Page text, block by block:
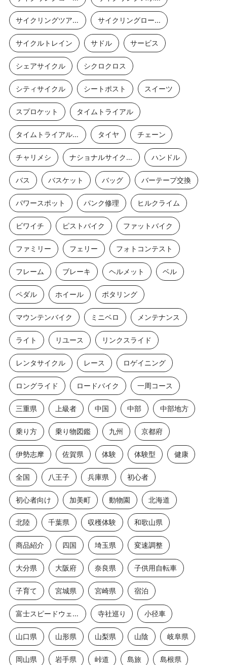
サイクリングツアー サイクリングロード
サイクルトレイン サドル サービス
シェアサイクル シクロクロス
シティサイクル シートポスト スイーツ
スプロケット タイムトライアル
タイムトライアルバイク タイヤ チェーン
チャリメシ ナショナルサイクルルート ハンドル
バス バスケット バッグ バーテープ交換
パワースポット パンク修理 ヒルクライム
ビワイチ ピストバイク ファットバイク
ファミリー フェリー フォトコンテスト
フレーム ブレーキ ヘルメット ベル
ペダル ホイール ポタリング
マウンテンバイク ミニベロ メンテナンス
ライト リユース リンクスライド
レンタサイクル レース ロゲイニング
ロングライド ロードバイク 一周コース
三重県 上級者 中国 中部 中部地方
乗り方 乗り物図鑑 九州 京都府
伊勢志摩 佐賀県 体験 体験型 健康
全国 八王子 兵庫県 初心者
初心者向け 加美町 動物園 北海道
北陸 千葉県 収穫体験 和歌山県
商品紹介 四国 埼玉県 変速調整
大分県 大阪府 奈良県 子供用自転車
子育て 宮城県 宮崎県 宿泊
富士スピードウェイ2 寺社巡り 小径車
山口県 山形県 山梨県 山陰 岐阜県
岡山県 岩手県 峠道 島旅 島根県